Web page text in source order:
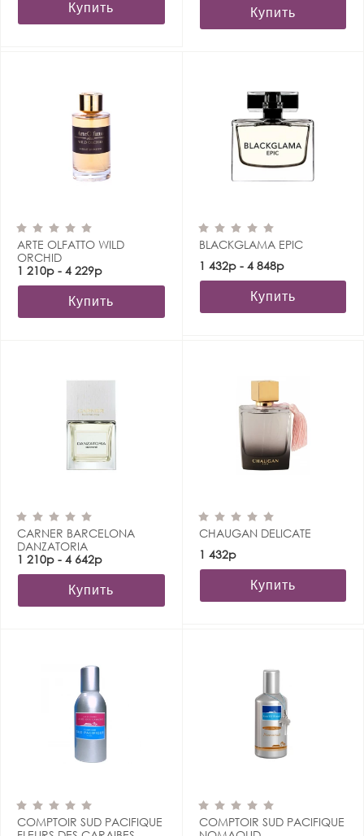
Купить Купить
ARTE OLFATTO WILD
ORCHID
1 210р - 4 229р
Купить
BLACKGLAMA EPIC
1 432р - 4 848р
Купить
CARNER BARCELONA
DANZATORIA
1 210р - 4 642р
Купить
CHAUGAN DELICATE
1 432р
Купить
COMPTOIR SUD PACIFIQUE
COMPTOIR SUD PACIFIQUE